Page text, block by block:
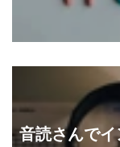
音読さんで